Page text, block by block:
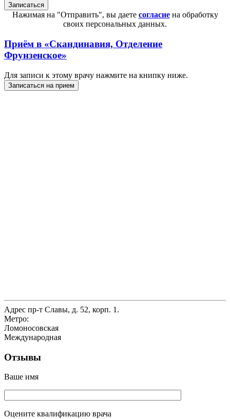
Нажимая на "Отправить", вы даете согласиена обработку
своих персональных данных.
Приём в «Скандинавия, Отделение
Фрунзенское»
Для записи к этому врачу нажмите на книпку ниже.
Записаться на прием
Адрес пр-т Славы, д. 52, корп. 1.
Метро:
Ломоносовская
Международная
Отзывы
Ваше имя
Оцените квалификацию врача